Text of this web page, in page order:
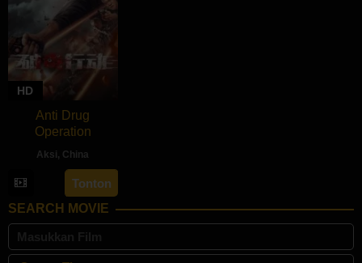
HD
Anti Drug
Operation
Aksi , China
10
Apr
2024
Guan
Dongjie
Tonton
SEARCH MOVIE